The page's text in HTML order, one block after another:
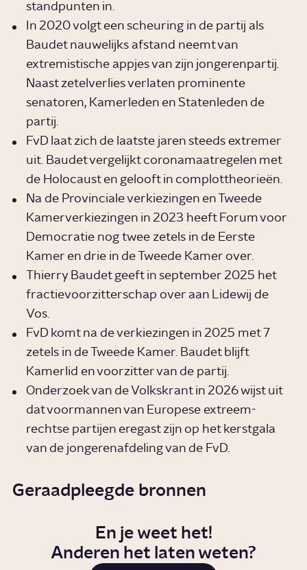
standpunten in.
In 2020 volgt een scheuring in de partij als
Baudet nauwelijks afstand neemt van
extremistische appjes van zijn jongerenpartij.
Naast zetelverlies verlaten prominente
senatoren, Kamerleden en Statenleden de
partij.
FvD laat zich de laatste jaren steeds extremer
uit. Baudet vergelijkt coronamaatregelen met
de Holocaust en gelooft in complottheorieën.
Na de Provinciale verkiezingen en Tweede
Kamerverkiezingen in 2023 heeft Forum voor
Democratie nog twee zetels in de Eerste
Kamer en drie in de Tweede Kamer over.
Thierry Baudet geeft in september 2025 het
fractievoorzitterschap over aan Lidewij de
Vos.
FvD komt na de verkiezingen in 2025 met 7
zetels in de Tweede Kamer. Baudet blijft
Kamerlid en voorzitter van de partij.
Onderzoek van de Volkskrant in 2026 wijst uit
dat voormannen van Europese extreem-
rechtse partijen eregast zijn op het kerstgala
van de jongerenafdeling van de FvD.
Geraadpleegde bronnen
En je weet het!
Anderen het laten weten?